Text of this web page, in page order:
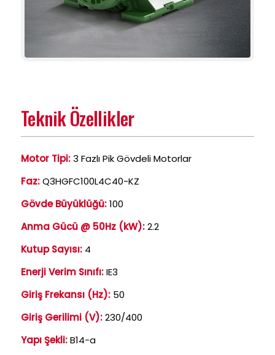
Teknik Özellikler
Motor Tipi:3 Fazlı Pik Gövdeli Motorlar
Faz:Q3HGFC100L4C40-KZ
Gövde Büyüklüğü:100
Anma Gücü @ 50Hz (kW):2.2
Kutup Sayısı: 4
Enerji Verim Sınıfı:IE3
Giriş Frekansı (Hz): 50
Giriş Gerilimi (V):230/400
Yapı Şekli:B14-a